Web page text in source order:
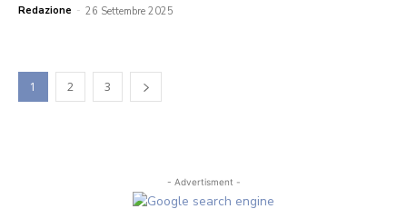
Redazione - 26 Settembre 2025
1 2 3
- Advertisment -